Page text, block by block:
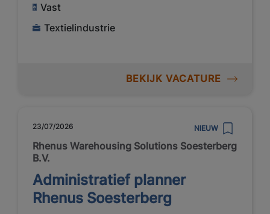
Vast
Textielindustrie
BEKIJK VACATURE
23/07/2026 NIEUW
Rhenus Warehousing Solutions Soesterberg
B.V.
Administratief planner
Rhenus Soesterberg